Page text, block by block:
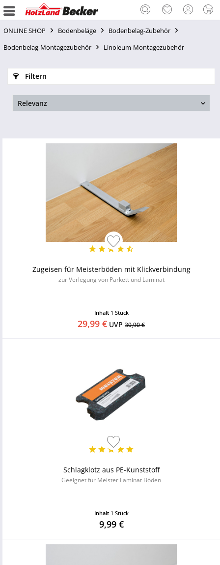
ONLINE SHOP Bodenbeläge
Bodenbelag-Zubehör
Bodenbelag-Montagezubehör
Linoleum-Montagezubehör
Filtern
Zugeisen für Meisterböden mit Klickverbindung
zur Verlegung von Parkett und Laminat
Inhalt 1 Stück
29,99 € UVP 30,90 €
Schlagklotz aus PE-Kunststoff
Geeignet für Meister Laminat Böden
Inhalt 1 Stück
9,99 €